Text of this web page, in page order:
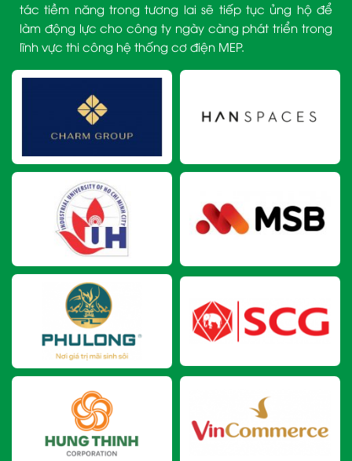
tác tiềm năng trong tương lai sẽ tiếp tục ủng hộ để
làm động lực cho công ty ngày càng phát triển trong
lĩnh vực thi công hệ thống cơ điện MEP.